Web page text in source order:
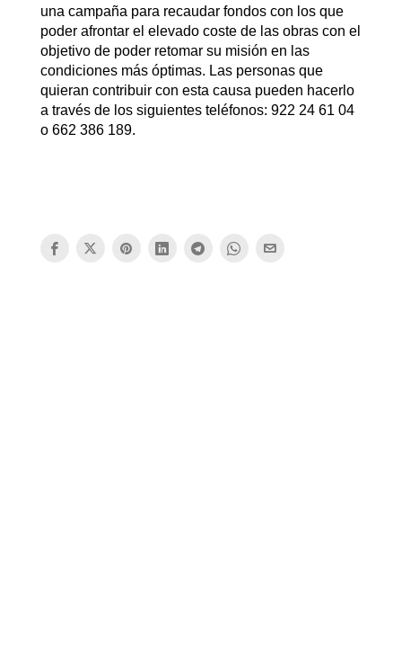
una campaña para recaudar fondos con los que
poder afrontar el elevado coste de las obras con el
objetivo de poder retomar su misión en las
condiciones más óptimas. Las personas que
quieran contribuir con esta causa pueden hacerlo
a través de los siguientes teléfonos: 922 24 61 04
o 662 386 189.